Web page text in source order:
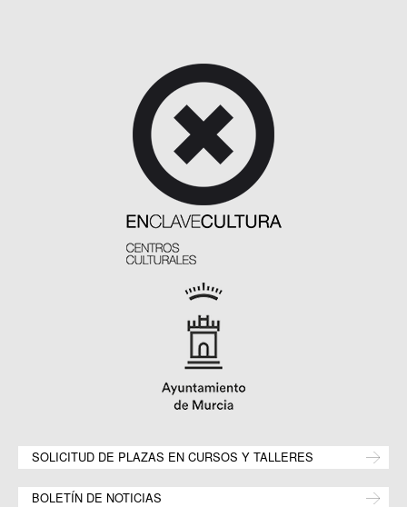
SOLICITUD DE PLAZAS EN CURSOS Y TALLERES
BOLETÍN DE NOTICIAS